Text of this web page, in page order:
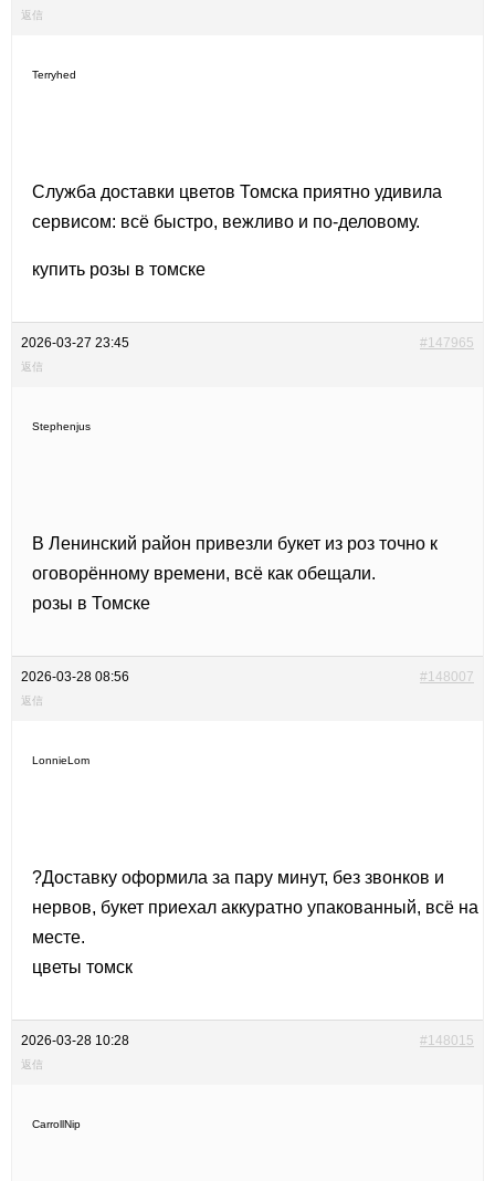
返信
Terryhed
Служба доставки цветов Томска приятно удивила
сервисом: всё быстро, вежливо и по-деловому.
купить розы в томске
2026-03-27 23:45 #147965
返信
Stephenjus
В Ленинский район привезли букет из роз точно к
оговорённому времени, всё как обещали.
розы в Томске
2026-03-28 08:56 #148007
返信
LonnieLom
?Доставку оформила за пару минут, без звонков и
нервов, букет приехал аккуратно упакованный, всё на
месте.
цветы томск
2026-03-28 10:28 #148015
返信
CarrollNip